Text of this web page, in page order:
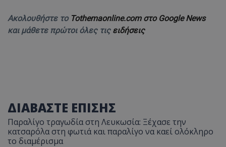
Ακολουθήστε το Tothemaonline.com στο Google News
και μάθετε πρώτοι όλες τις ειδήσεις
ΔΙΑΒΑΣΤΕ ΕΠΙΣΗΣ
Παραλίγο τραγωδία στη Λευκωσία: Ξέχασε την
κατσαρόλα στη φωτιά και παραλίγο να καεί ολόκληρο
το διαμέρισμα